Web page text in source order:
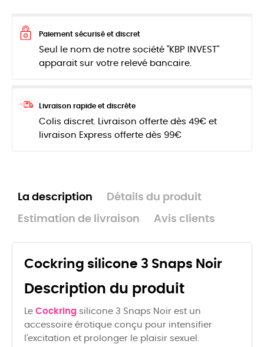
Paiement sécurisé et discret
Seul le nom de notre société "KBP INVEST"
apparait sur votre relevé bancaire.
Livraison rapide et discrète
Colis discret. Livraison offerte dès 49€ et
livraison Express offerte dès 99€
La description Détails du produit
Estimation de livraison Avis clients
Cockring silicone 3 Snaps Noir
Description du produit
Le Cockring silicone 3 Snaps Noir est un
accessoire érotique conçu pour intensifier
l'excitation et prolonger le plaisir sexuel.